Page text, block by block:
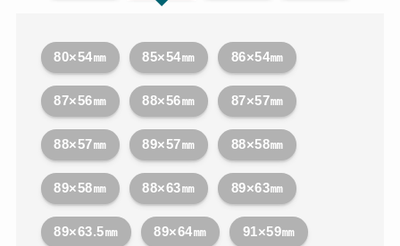
80×54㎜ 85×54㎜ 86×54㎜
87×56㎜ 88×56㎜ 87×57㎜
88×57㎜ 89×57㎜ 88×58㎜
89×58㎜ 88×63㎜ 89×63㎜
89×63.5㎜ 89×64㎜ 91×59㎜